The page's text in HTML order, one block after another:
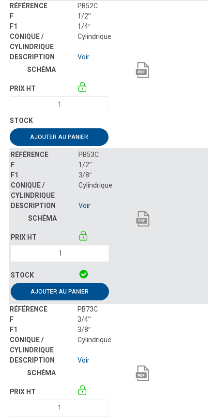
PB52C
1/2’’
1/4″
Cylindrique
Voir
AJOUTER AU PANIER
PB53C
1/2’’
3/8″
Cylindrique
Voir
AJOUTER AU PANIER
PB73C
3/4’’
3/8″
Cylindrique
Voir